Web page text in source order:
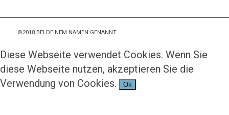
©2018 BEI DEINEM NAMEN GENANNT
Diese Webseite verwendet Cookies. Wenn Sie
diese Webseite nutzen, akzeptieren Sie die
Verwendung von Cookies.
Ok